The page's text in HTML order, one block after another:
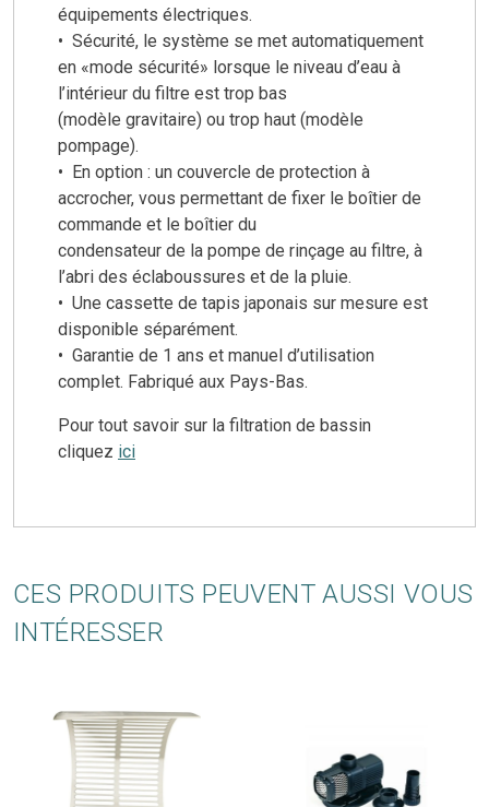
équipements électriques.
• Sécurité, le système se met automatiquement
en «mode sécurité» lorsque le niveau d’eau à
l’intérieur du filtre est trop bas
(modèle gravitaire) ou trop haut (modèle
pompage).
• En option : un couvercle de protection à
accrocher, vous permettant de fixer le boîtier de
commande et le boîtier du
condensateur de la pompe de rinçage au filtre, à
l’abri des éclaboussures et de la pluie.
• Une cassette de tapis japonais sur mesure est
disponible séparément.
• Garantie de 1 ans et manuel d’utilisation
complet. Fabriqué aux Pays-Bas.
Pour tout savoir sur la filtration de bassin
cliquez ici
CES PRODUITS PEUVENT AUSSI VOUS
INTÉRESSER